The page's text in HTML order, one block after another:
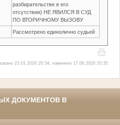
разбирательстве в его
отсутствии) НЕ ЯВИЛСЯ В СУД
ПО ВТОРИЧНОМУ ВЫЗОВУ
Рассмотрено единолично судьей
23.01.2026 20:34, изменено 17.06.2026 20:35
ДОКУМЕНТОВ В